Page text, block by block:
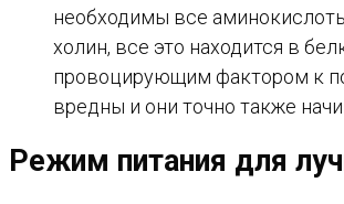
необходимы все
холин, все это находится в
провоцирующим фактором к
вредны и они точно также
Режим питания для